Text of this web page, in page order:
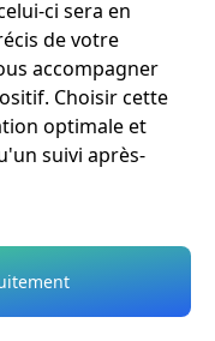
ci sera en
de votre
accompagner
Choisir cette
optimale et
suivi après-